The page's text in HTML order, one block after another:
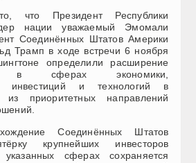
что Президент Республики
нации уважаемый Эмомали
Соединённых Штатов Америки
Трамп в ходе встречи 6 ноября
определили расширение
в сферах экономики,
инвестиций и технологий в
из приоритетных направлений
Соединённых Штатов
крупнейших инвесторов
сферах сохраняется